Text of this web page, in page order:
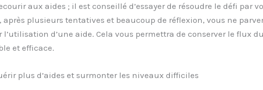
aux aides ; il est conseillé d’essayer de résoudre le défi par
plusieurs tentatives et beaucoup de réflexion, vous ne
l’utilisation d’une aide. Cela vous permettra de conserver le flux
et efficace.
plus d’aides et surmonter les niveaux difficiles